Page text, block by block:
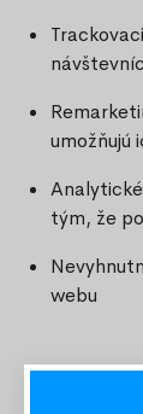
umožňujú
tým, že
webu